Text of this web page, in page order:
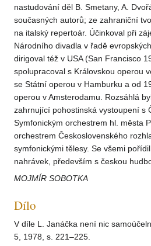
nastudování děl B. Smetany, A.
současných autorů; ze zahraniční
na italský repertoár. Účinkoval při
Národního divadla v řadě
dirigoval též v USA (San Francisco
spolupracoval s Královskou operou
se Státní operou v Hamburku a od
operou v Amsterodamu. Rozsáhlá
zahrnující pohostinská vystoupení s
Symfonickým orchestrem hl. města
orchestrem Československého
symfonickými tělesy. Se všemi
nahrávek, především s českou
MOJMÍR SOBOTKA
Dílo
V díle L. Janáčka není nic
5, 1978, s. 221–225.